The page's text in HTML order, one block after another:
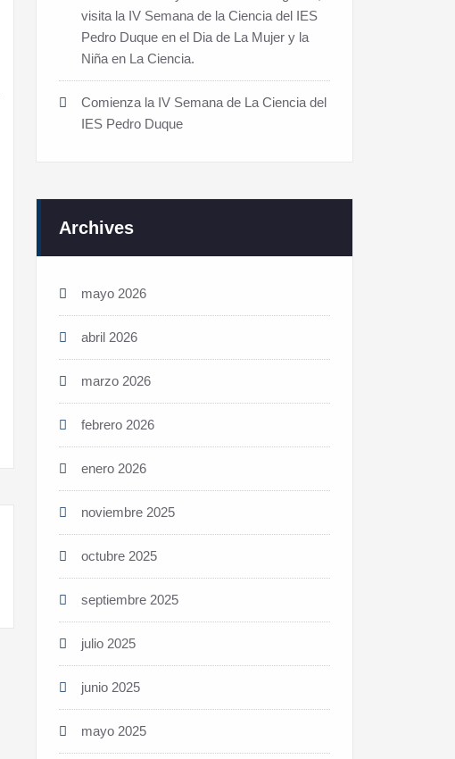
visita la IV Semana de la Ciencia del IES
Pedro Duque en el Dia de La Mujer y la
Niña en La Ciencia.
Comienza la IV Semana de La Ciencia del
IES Pedro Duque
Archives
mayo 2026
abril 2026
marzo 2026
febrero 2026
enero 2026
noviembre 2025
octubre 2025
septiembre 2025
julio 2025
junio 2025
mayo 2025